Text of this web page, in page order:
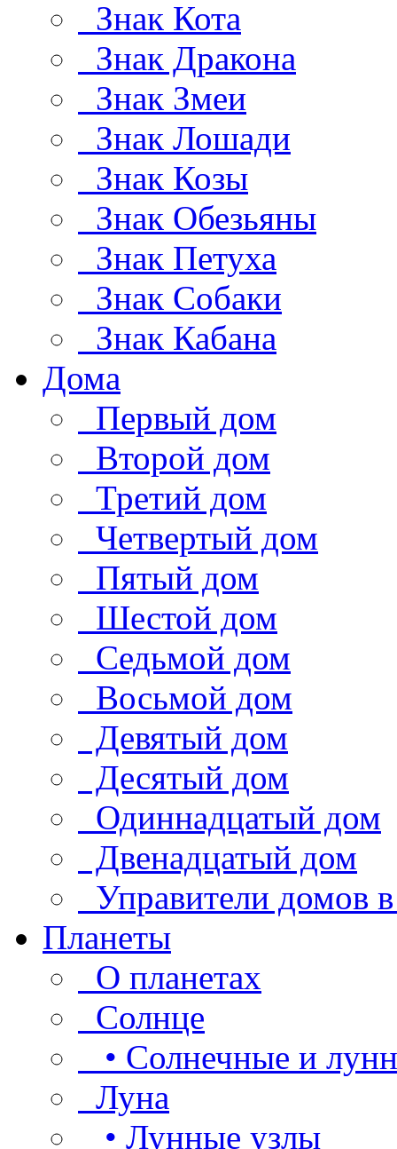
Знак Кота
Знак Дракона
Знак Змеи
Знак Лошади
Знак Козы
Знак Обезьяны
Знак Петуха
Знак Собаки
Знак Кабана
Дома
Первый дом
Второй дом
Третий дом
Четвертый дом
Пятый дом
Шестой дом
Седьмой дом
Восьмой дом
Девятый дом
Десятый дом
Одиннадцатый дом
Двенадцатый дом
Управители домов
Планеты
О планетах
Солнце
• Солнечные и
Луна
• Лунные узлы